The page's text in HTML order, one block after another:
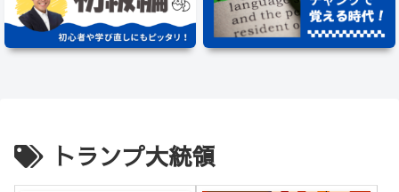
トランプ大統領